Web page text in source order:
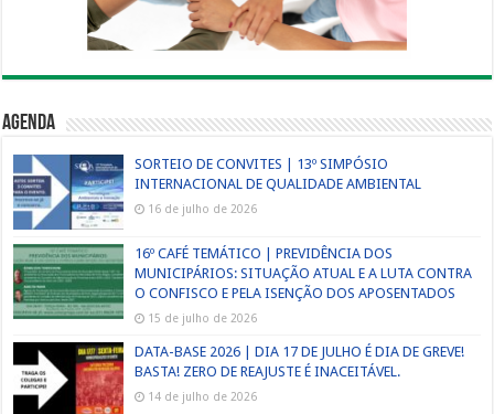
Agenda
SORTEIO DE CONVITES | 13º SIMPÓSIO
INTERNACIONAL DE QUALIDADE AMBIENTAL
16 de julho de 2026
16º CAFÉ TEMÁTICO | PREVIDÊNCIA DOS
MUNICIPÁRIOS: SITUAÇÃO ATUAL E A LUTA CONTRA
O CONFISCO E PELA ISENÇÃO DOS APOSENTADOS
15 de julho de 2026
DATA-BASE 2026 | DIA 17 DE JULHO É DIA DE GREVE!
BASTA! ZERO DE REAJUSTE É INACEITÁVEL.
14 de julho de 2026